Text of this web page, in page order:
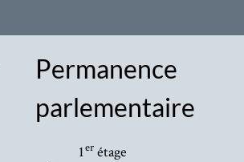
Permanence
parlementaire
1er étage